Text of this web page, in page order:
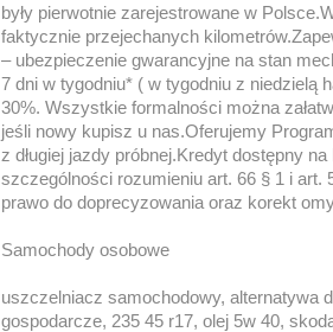
były pierwotnie zarejestrowane w
faktycznie przejechanych
– ubezpieczenie gwarancyjne na stan
7 dni w tygodniu* ( w tygodniu z niedzielą
30%. Wszystkie formalności można
jeśli nowy kupisz u nas.Oferujemy
z długiej jazdy próbnej.Kredyt dostępny
szczególności rozumieniu art. 66 § 1 i art.
prawo do doprecyzowania oraz korekt
Samochody osobowe
uszczelniacz samochodowy, alternatywa
gospodarcze, 235 45 r17, olej 5w 40,